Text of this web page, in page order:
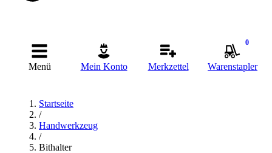
Menü Mein Konto Merkzettel
0
Warenstapler
Startseite
/
Handwerkzeug
/
Bithalter